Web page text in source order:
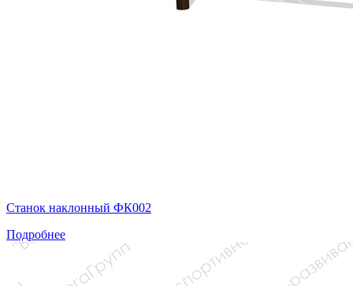
Станок наклонный ФК002
Подробнее